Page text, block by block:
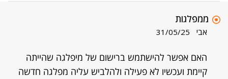
ממפלגות
אבי 31/05/25
האם אפשר להישתמש ברישום של מיפלגה שהייתה
קיימת ועכשיו לא פעילה ולהלביש עליה מפלגה חדשה